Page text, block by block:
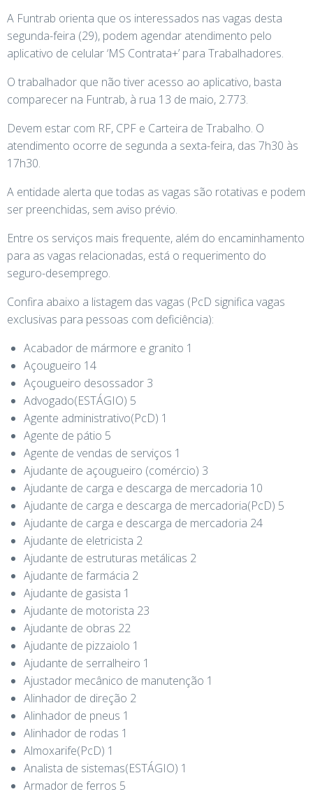
A Funtrab orienta que os interessados nas vagas desta
segunda-feira (29), podem agendar atendimento pelo
aplicativo de celular ‘MS Contrata+’ para Trabalhadores.
O trabalhador que não tiver acesso ao aplicativo, basta
comparecer na Funtrab, à rua 13 de maio, 2.773.
Devem estar com RF, CPF e Carteira de Trabalho. O
atendimento ocorre de segunda a sexta-feira, das 7h30 às
17h30.
A entidade alerta que todas as vagas são rotativas e podem
ser preenchidas, sem aviso prévio.
Entre os serviços mais frequente, além do encaminhamento
para as vagas relacionadas, está o requerimento do
seguro-desemprego.
Confira abaixo a listagem das vagas (PcD significa vagas
exclusivas para pessoas com deficiência):
Acabador de mármore e granito 1
Açougueiro 14
Açougueiro desossador 3
Advogado(ESTÁGIO) 5
Agente administrativo(PcD) 1
Agente de pátio 5
Agente de vendas de serviços 1
Ajudante de açougueiro (comércio) 3
Ajudante de carga e descarga de mercadoria 10
Ajudante de carga e descarga de mercadoria(PcD) 5
Ajudante de carga e descarga de mercadoria 24
Ajudante de eletricista 2
Ajudante de estruturas metálicas 2
Ajudante de farmácia 2
Ajudante de gasista 1
Ajudante de motorista 23
Ajudante de obras 22
Ajudante de pizzaiolo 1
Ajudante de serralheiro 1
Ajustador mecânico de manutenção 1
Alinhador de direção 2
Alinhador de pneus 1
Alinhador de rodas 1
Almoxarife(PcD) 1
Analista de sistemas(ESTÁGIO) 1
Armador de ferros 5